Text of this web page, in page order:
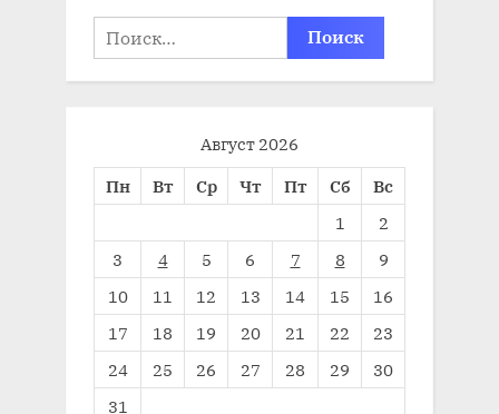
Найти:
Август 2026
Пн
Вт Ср Чт Пт Сб
Вс
1
2
3
4 5 6 7 8
9
10
11 12 13 14 15
16
17
18 19 20 21 22
23
24
25 26 27 28 29
30
31